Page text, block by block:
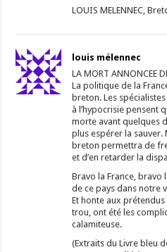
LOUIS MELENNEC,
louis mélennec
LA MORT ANNONCEE
La politique de la
breton. Les
à l’hypocrisie pensent
morte avant quelques
plus espérer la sauver.
breton permettra de
et d’en retarder la
Bravo la France, bravo
de ce pays dans notre
Et honte aux
trou, ont été les
calamiteuse.
(Extraits du Livre bleu